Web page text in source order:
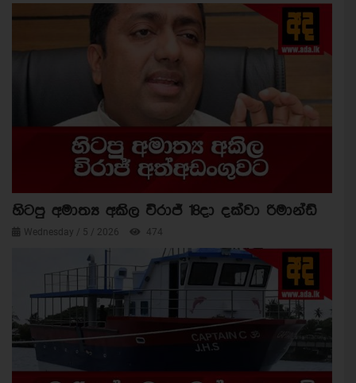
හිටපු අමාත්‍ය අකිල විරාජ් 18දා දක්වා රිමාන්ඩ්
Wednesday / 5 / 2026 474